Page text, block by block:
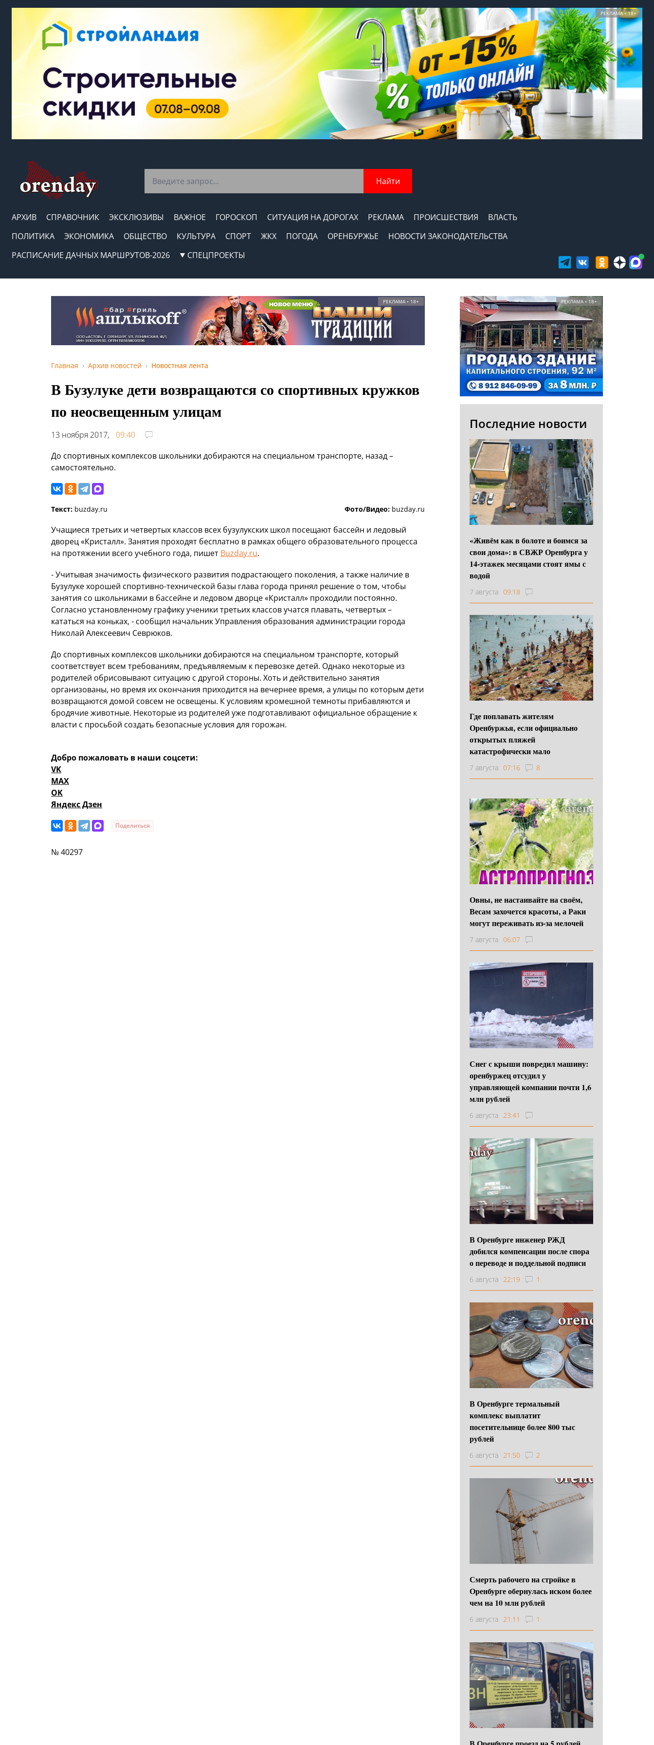
РЕКЛАМА • 18+
Найти
АРХИВ СПРАВОЧНИК ЭКСКЛЮЗИВЫ ВАЖНОЕ ГОРОСКОП СИТУАЦИЯ НА ДОРОГАХ РЕКЛАМА ПРОИСШЕСТВИЯ
ВЛАСТЬ
ПОЛИТИКА
ЭКОНОМИКА ОБЩЕСТВО КУЛЬТУРА СПОРТ ЖКХ ПОГОДА ОРЕНБУРЖЬЕ
НОВОСТИ ЗАКОНОДАТЕЛЬСТВА
РАСПИСАНИЕ ДАЧНЫХ МАРШРУТОВ-2026
СПЕЦПРОЕКТЫ
РЕКЛАМА • 18+
Главная Архив новостей Новостная лента
В Бузулуке дети возвращаются со спортивных кружков
по неосвещенным улицам
13 ноября 2017,
09:40
До спортивных комплексов школьники добираются на специальном транспорте, назад –
самостоятельно.
Текст: buzday.ru Фото/Видео: buzday.ru
Учащиеся третьих и четвертых классов всех бузулукских школ посещают бассейн и ледовый
дворец «Кристалл». Занятия проходят бесплатно в рамках общего образовательного процесса
на протяжении всего учебного года, пишет Buzday.ru.
- Учитывая значимость физического развития подрастающего поколения, а также наличие в
Бузулуке хорошей спортивно-технической базы глава города принял решение о том, чтобы
занятия со школьниками в бассейне и ледовом дворце «Кристалл» проходили постоянно.
Согласно установленному графику ученики третьих классов учатся плавать, четвертых –
кататься на коньках, - сообщил начальник Управления образования администрации города
Николай Алексеевич Севрюков.
До спортивных комплексов школьники добираются на специальном транспорте, который
соответствует всем требованиям, предъявляемым к перевозке детей. Однако некоторые из
родителей обрисовывают ситуацию с другой стороны. Хоть и действительно занятия
организованы, но время их окончания приходится на вечернее время, а улицы по которым дети
возвращаются домой совсем не освещены. К условиям кромешной темноты прибавляются и
бродячие животные. Некоторые из родителей уже подготавливают официальное обращение к
власти с просьбой создать безопасные условия для горожан.
Добро пожаловать в наши соцсети:
VK
MAX
OK
Яндекс Дзен
Поделиться
№ 40297
РЕКЛАМА • 18+
Последние новости
«Живём как в болоте и боимся за
свои дома»: в СВЖР Оренбурга у
14-этажек месяцами стоят ямы с
водой
7 августа 09:18
Где поплавать жителям
Оренбуржья, если официально
открытых пляжей
катастрофически мало
7 августа 07:16 8
Овны, не настаивайте на своём,
Весам захочется красоты, а Раки
могут переживать из-за мелочей
7 августа 06:07
Снег с крыши повредил машину:
оренбуржец отсудил у
управляющей компании почти 1,6
млн рублей
6 августа 23:41
В Оренбурге инженер РЖД
добился компенсации после спора
о переводе и поддельной подписи
6 августа 22:19 1
В Оренбурге термальный
комплекс выплатит
посетительнице более 800 тыс
рублей
6 августа 21:50 2
Смерть рабочего на стройке в
Оренбурге обернулась иском более
чем на 10 млн рублей
6 августа 21:11 1